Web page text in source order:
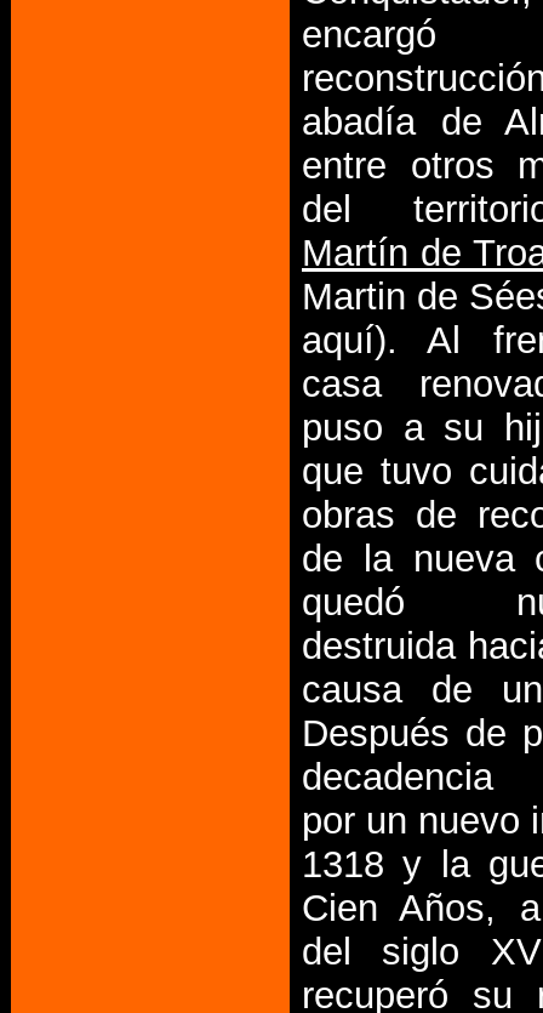
abadía de
entre otros
del
Martín de
Martin de
aquí). Al
casa
puso a su
que tuvo
obras de
de la nueva
quedó
destruida
causa de
Después de
decadencia
por un nuevo
1318 y la
Cien Años,
del siglo
recuperó su